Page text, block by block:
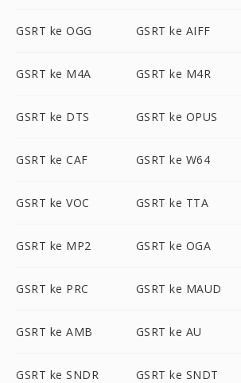
GSRT ke OGG GSRT ke AIFF
GSRT ke M4A GSRT ke M4R
GSRT ke DTS GSRT ke OPUS
GSRT ke CAF GSRT ke W64
GSRT ke VOC GSRT ke TTA
GSRT ke MP2 GSRT ke OGA
GSRT ke PRC GSRT ke MAUD
GSRT ke AMB GSRT ke AU
GSRT ke SNDR GSRT ke SNDT